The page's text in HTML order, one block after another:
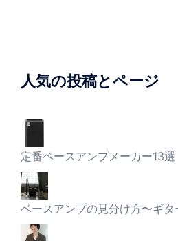
人気の投稿とページ
定番ベースアンプメーカー13選
ベースアンプの見分け方〜ギ